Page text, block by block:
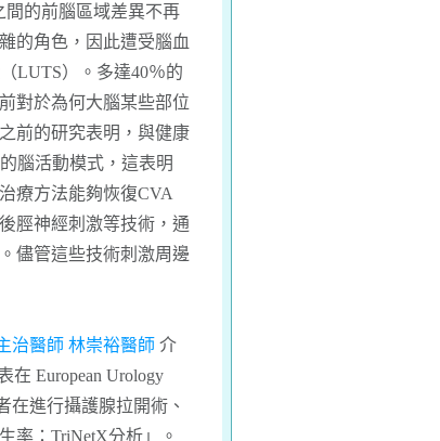
間的前腦區域差異不再
的角色，因此遭受腦血
LUTS）。多達40％的
對於為何大腦某些部位
前的研究表明，與健康
腦活動模式，這表明
療方法能夠恢復CVA
脛神經刺激等技術，通
儘管這些技術刺激周邊
治醫師 林崇裕醫師 介
在 European Urology
在進行攝護腺拉開術、
率：TriNetX分析」。